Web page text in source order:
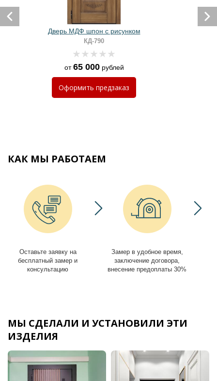
Дверь МДФ шпон с рисунком
КД-790
от65 000рублей
Оформить предзаказ
КАК МЫ РАБОТАЕМ
Оставьте заявку на
бесплатный замер и
консультацию
Замер в удобное время,
заключение договора,
внесение предоплаты 30%
МЫ СДЕЛАЛИ И УСТАНОВИЛИ ЭТИ
ИЗДЕЛИЯ